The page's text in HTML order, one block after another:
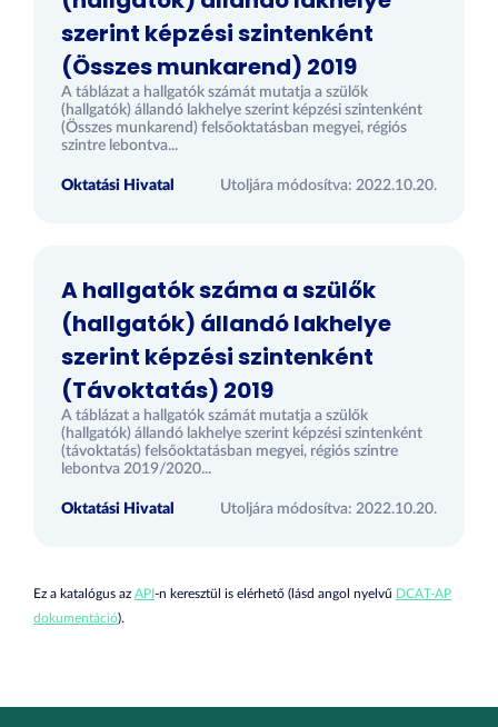
szerint képzési szintenként
(Összes munkarend) 2019
A táblázat a hallgatók számát mutatja a szülők
(hallgatók) állandó lakhelye szerint képzési szintenként
(Összes munkarend) felsőoktatásban megyei, régiós
szintre lebontva...
Oktatási Hivatal Utoljára módosítva: 2022.10.20.
A hallgatók száma a szülők
(hallgatók) állandó lakhelye
szerint képzési szintenként
(Távoktatás) 2019
A táblázat a hallgatók számát mutatja a szülők
(hallgatók) állandó lakhelye szerint képzési szintenként
(távoktatás) felsőoktatásban megyei, régiós szintre
lebontva 2019/2020...
Oktatási Hivatal Utoljára módosítva: 2022.10.20.
Ez a katalógus az API-n keresztül is elérhető (lásd angol nyelvű DCAT-AP
dokumentáció).